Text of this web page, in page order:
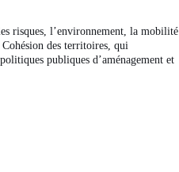
risques, l’environnement, la mobilité
des territoires, qui
publiques d’aménagement et